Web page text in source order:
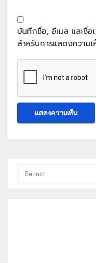
บันทึกชื่อ, อีเมล และชื่อ
สำหรับการแสดงความ